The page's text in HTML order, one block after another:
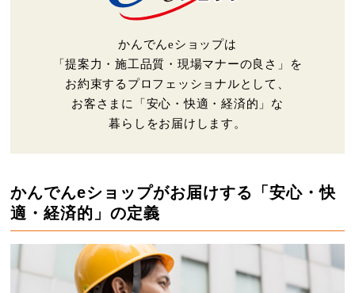
かんでんeショップは
「提案力・施工品質・現場マナーの良さ」を
お約束するプロフェッショナルとして、
お客さまに「安心・快適・経済的」な
暮らしをお届けします。
かんでんeショップがお届けする「安心・快
適・経済的」の定義